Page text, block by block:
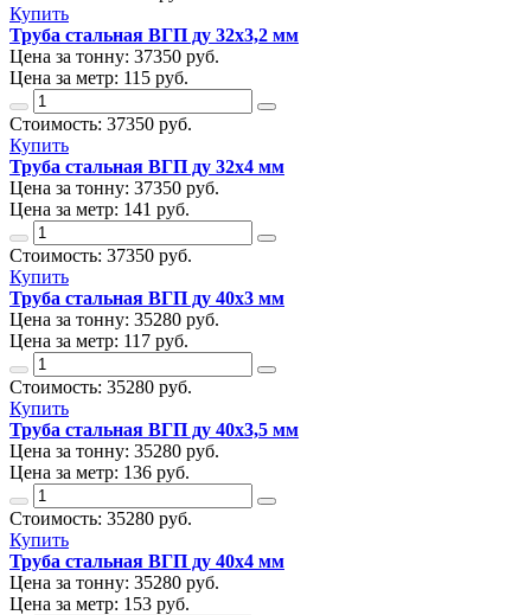
Купить
Труба стальная ВГП ду 32х3,2 мм
Цена за тонну: 37350 руб.
Цена за метр: 115 руб.
Стоимость: 37350 руб.
Купить
Труба стальная ВГП ду 32х4 мм
Цена за тонну: 37350 руб.
Цена за метр: 141 руб.
Стоимость: 37350 руб.
Купить
Труба стальная ВГП ду 40х3 мм
Цена за тонну: 35280 руб.
Цена за метр: 117 руб.
Стоимость: 35280 руб.
Купить
Труба стальная ВГП ду 40х3,5 мм
Цена за тонну: 35280 руб.
Цена за метр: 136 руб.
Стоимость: 35280 руб.
Купить
Труба стальная ВГП ду 40х4 мм
Цена за тонну: 35280 руб.
Цена за метр: 153 руб.